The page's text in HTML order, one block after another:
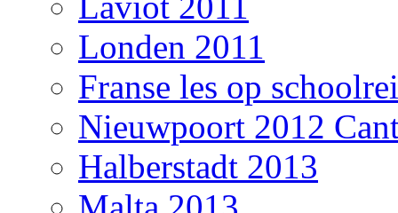
Londen 2011
Franse les op
Nieuwpoort 2012
Halberstadt 2013